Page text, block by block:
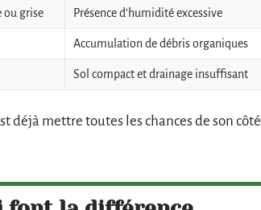
ou grise Présence d’humidité excessive
Accumulation de débris organiques
Sol compact et drainage insuffisant
déjà mettre toutes les chances de son côté